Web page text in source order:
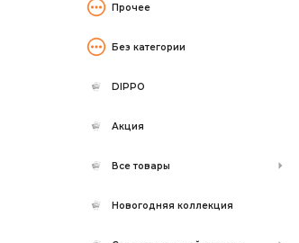
Прочее
Без категории
DIPPO
Акция
Все товары
Новогодняя коллекция